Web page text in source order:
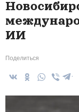
ИИ
Поделиться